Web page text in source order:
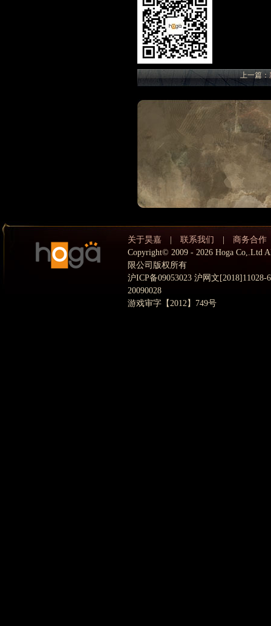
上一篇：
关于昊嘉 | 联系我们 | 商务合作
Copyright© 2009 - 2026 Hoga Co,.Ltd
限公司版权所有
沪ICP备09053023 沪网文
20090028
游戏审字【2012】749号